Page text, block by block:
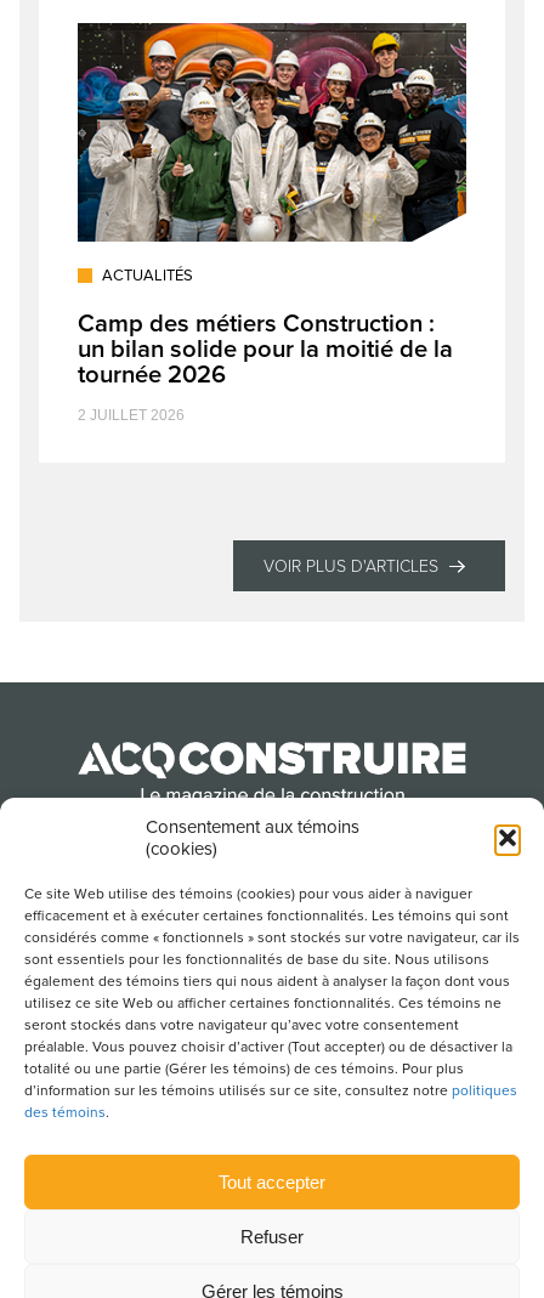
Consentement aux témoins
(cookies)
Ce site Web utilise des témoins (cookies) pour vous aider à naviguer
efficacement et à exécuter certaines fonctionnalités. Les témoins qui sont
considérés comme « fonctionnels » sont stockés sur votre navigateur, car ils
sont essentiels pour les fonctionnalités de base du site. Nous utilisons
également des témoins tiers qui nous aident à analyser la façon dont vous
utilisez ce site Web ou afficher certaines fonctionnalités. Ces témoins ne
seront stockés dans votre navigateur qu’avec votre consentement
préalable. Vous pouvez choisir d’activer (Tout accepter) ou de désactiver la
totalité ou une partie (Gérer les témoins) de ces témoins. Pour plus
d’information sur les témoins utilisés sur ce site, consultez notre politiques
des témoins.
Tout accepter
Refuser
Gérer les témoins
ACTUALITÉS
Camp des métiers Construction :
un bilan solide pour la moitié de la
tournée 2026
2 JUILLET 2026
VOIR PLUS D'ARTICLES
Québec
POUR S’ABONNER À NOTRE INFOLETTRE
LIENS UTILES
POLITIQUE DE CONFIDENTIALITÉ
PLAN DU SITE